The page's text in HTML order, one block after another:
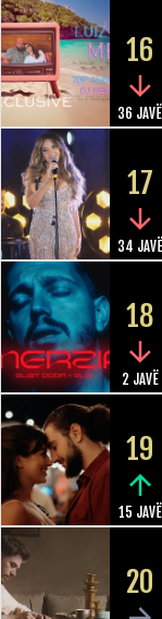
16
36 JAVË
17
34 JAVË
18
2 JAVË
19
15 JAVË
20